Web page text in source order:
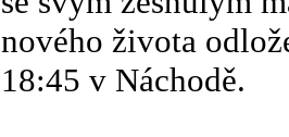
nového života
18:45 v Náchodě.